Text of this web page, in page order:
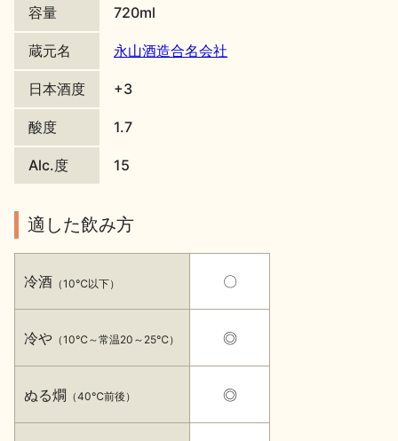
地酒・イベント情報
容量 720ml
蔵元名 永山酒造合名会社
日本酒度 +3
酸度 1.7
Alc.度 15
適した飲み方
冷酒 （10℃以下）
冷や （10℃～常温20～25℃）
ぬる燗 （40℃前後）
〇
◎
◎